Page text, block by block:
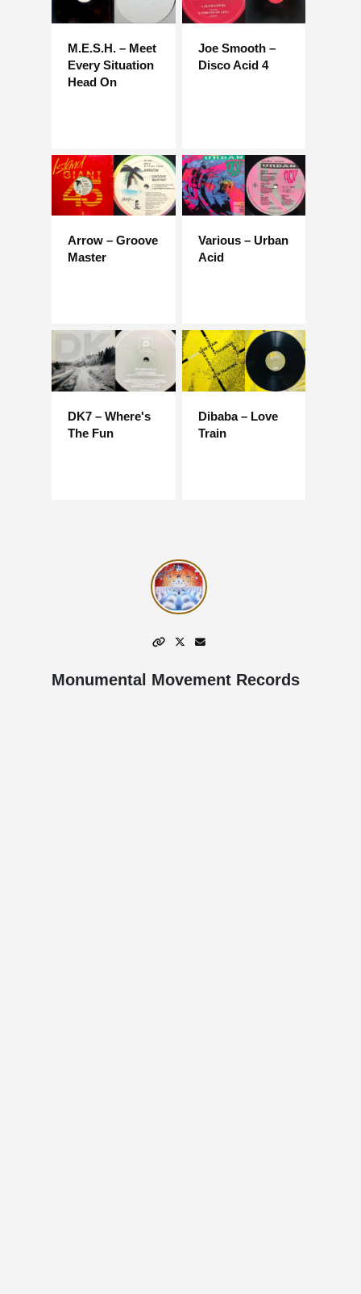
M.E.S.H. – Meet
Every Situation
Head On
Joe Smooth –
Disco Acid 4
Arrow – Groove
Master
Various – Urban
Acid
DK7 – Where's
The Fun
Dibaba – Love
Train
Monumental Movement Records